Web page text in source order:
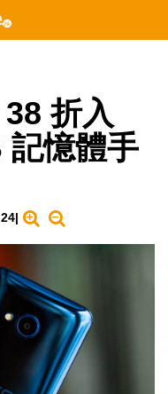
折入
記憶體手
|